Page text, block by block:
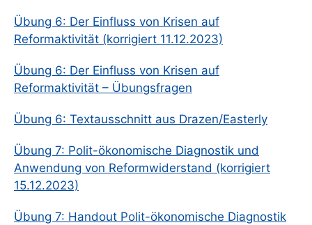
Übung 6: Der Einfluss von Krisen auf
Reformaktivität (korrigiert 11.12.2023)
Übung 6: Der Einfluss von Krisen auf
Reformaktivität – Übungsfragen
Übung 6: Textausschnitt aus Drazen/Easterly
Übung 7: Polit-ökonomische Diagnostik und
Anwendung von Reformwiderstand (korrigiert
15.12.2023)
Übung 7: Handout Polit-ökonomische Diagnostik